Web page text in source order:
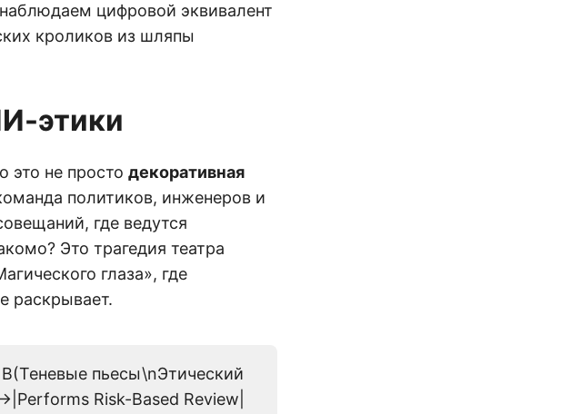
цифровой эквивалент
кроликов из шляпы
этики
это не просто декоративная
политиков, инженеров и
где ведутся
Это трагедия театра
глаза», где
раскрывает.
пьесы\nЭтический
Risk-Based Review|